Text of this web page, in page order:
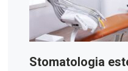
Stomatologia